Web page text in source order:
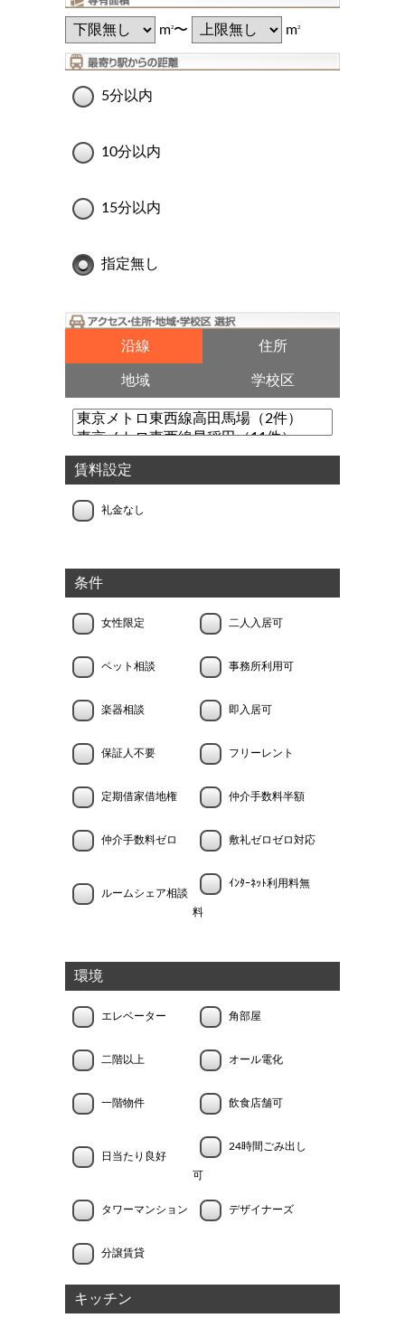
m2〜 m2
5分以内
10分以内
15分以内
指定無し
沿線 住所
地域 学校区
賃料設定
礼金なし
条件
女性限定 二人入居可
ペット相談 事務所利用可
楽器相談 即入居可
保証人不要 フリーレント
定期借家借地権 仲介手数料半額
仲介手数料ゼロ 敷礼ゼロゼロ対応
ルームシェア相談
ｲﾝﾀｰﾈｯﾄ利用料無
料
環境
エレベーター 角部屋
二階以上 オール電化
一階物件 飲食店舗可
日当たり良好
24時間ごみ出し
可
タワーマンション デザイナーズ
分譲賃貸
キッチン